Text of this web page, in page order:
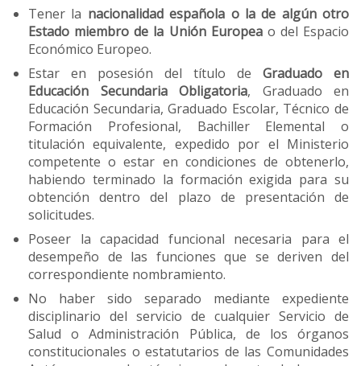
Tener la nacionalidad española o la de algún otro
Estado miembro de la Unión Europea o del Espacio
Económico Europeo.
Estar en posesión del título de Graduado en
Educación Secundaria Obligatoria, Graduado en
Educación Secundaria, Graduado Escolar, Técnico de
Formación Profesional, Bachiller Elemental o
titulación equivalente, expedido por el Ministerio
competente o estar en condiciones de obtenerlo,
habiendo terminado la formación exigida para su
obtención dentro del plazo de presentación de
solicitudes.
Poseer la capacidad funcional necesaria para el
desempeño de las funciones que se deriven del
correspondiente nombramiento.
No haber sido separado mediante expediente
disciplinario del servicio de cualquier Servicio de
Salud o Administración Pública, de los órganos
constitucionales o estatutarios de las Comunidades